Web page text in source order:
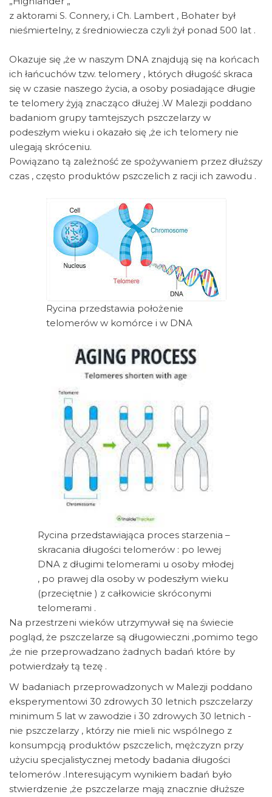
z aktorami S. Connery, i Ch. Lambert , Bohater był
nieśmiertelny, z średniowiecza czyli żył ponad 500 lat .
Okazuje się ,że w naszym DNA znajdują się na końcach
ich łańcuchów tzw. telomery , których długość skraca
się w czasie naszego życia, a osoby posiadające długie
te telomery żyją znacząco dłużej .W Malezji poddano
badaniom grupy tamtejszych pszczelarzy w
podeszłym wieku i okazało się ,że ich telomery nie
ulegają skróceniu.
Powiązano tą zależność ze spożywaniem przez dłuższy
czas , często produktów pszczelich z racji ich zawodu .
Rycina przedstawia położenie
telomerów w komórce i w DNA
Rycina przedstawiająca proces starzenia –
skracania długości telomerów : po lewej
DNA z długimi telomerami u osoby młodej
, po prawej dla osoby w podeszłym wieku
(przeciętnie ) z całkowicie skróconymi
telomerami .
Na przestrzeni wieków utrzymywał się na świecie
pogląd, że pszczelarze są długowieczni ,pomimo tego
,że nie przeprowadzano żadnych badań które by
potwierdzały tą tezę .
W badaniach przeprowadzonych w Malezji poddano
eksperymentowi 30 zdrowych 30 letnich pszczelarzy
minimum 5 lat w zawodzie i 30 zdrowych 30 letnich -
nie pszczelarzy , którzy nie mieli nic wspólnego z
konsumpcją produktów pszczelich, mężczyzn przy
użyciu specjalistycznej metody badania długości
telomerów .Interesującym wynikiem badań było
stwierdzenie ,że pszczelarze mają znacznie dłuższe